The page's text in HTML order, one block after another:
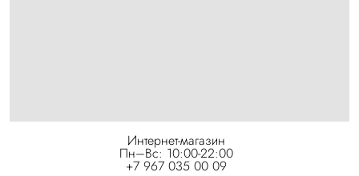
Интернет-магазин
Пн–Вс: 10:00-22:00
+7 967 035 00 09